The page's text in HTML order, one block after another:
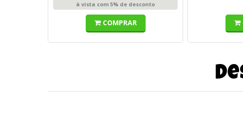
à vista com 5% de desconto
COMPRAR